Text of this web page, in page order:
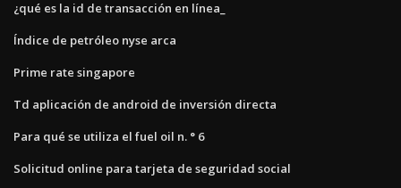
¿qué es la id de transacción en línea_
Índice de petróleo nyse arca
Prime rate singapore
Td aplicación de android de inversión directa
Para qué se utiliza el fuel oil n. ° 6
Solicitud online para tarjeta de seguridad social